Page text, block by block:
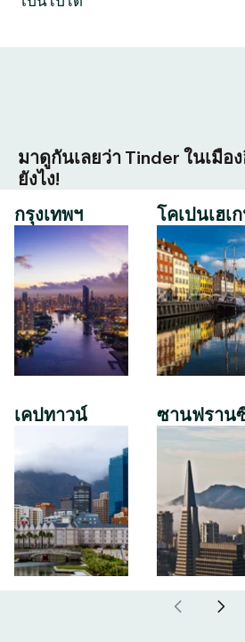
มาดูกันเลยว่า Tinder ในเมือ
ยังไง!
กรุงเทพฯ
เคปทาวน์
โคเปนเฮเ
ซานฟราน